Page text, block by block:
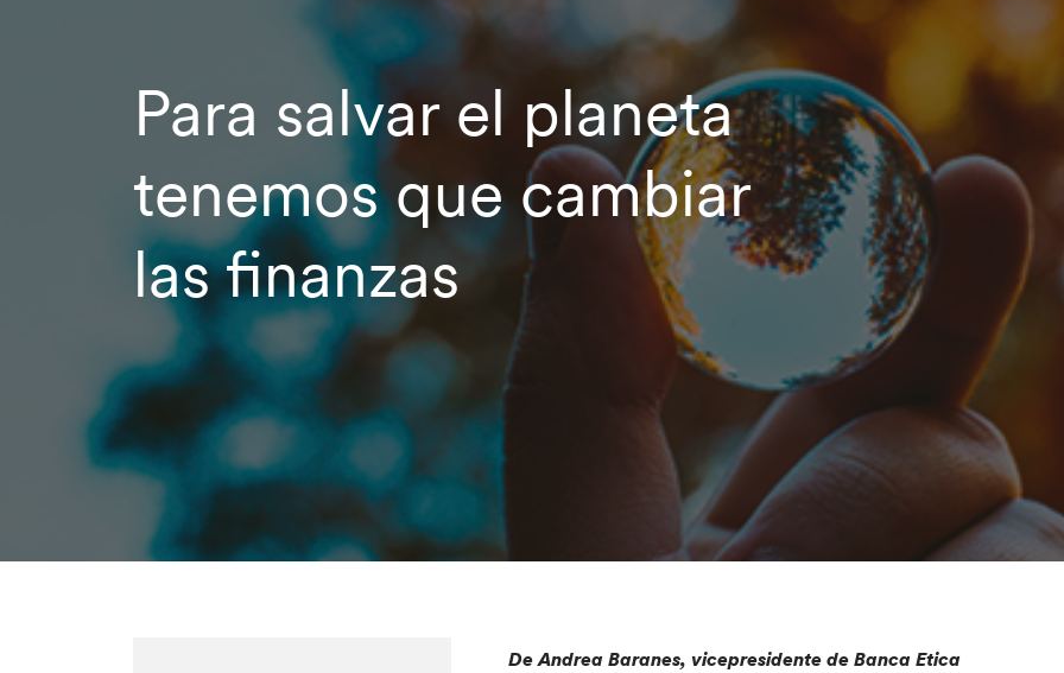
Para salvar el planeta
tenemos que cambiar
las finanzas
De Andrea Baranes, vicepresidente de Banca Etica